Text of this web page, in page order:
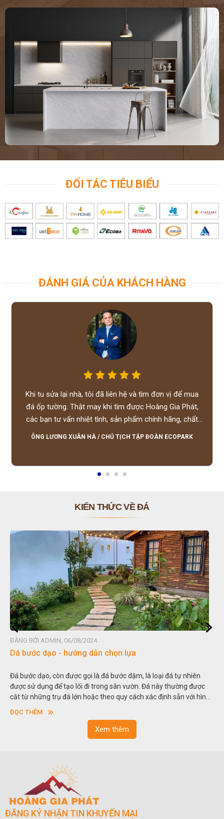
ĐỐI TÁC TIÊU BIỂU
ĐÁNH GIÁ CỦA KHÁCH HÀNG
Khi tu sửa lại nhà, tôi đã liên hệ và tìm đơn vị để mua
đá ốp tường. Thật may khi tìm được Hoàng Gia Phát,
các bạn tư vấn nhiệt tình, sản phẩm chính hãng, chất
lượng tốt, giá hợp lý, hỗ trợ tận tình.
ÔNG LƯƠNG XUÂN HÀ / CHỦ TỊCH TẬP ĐOÀN ECOPARK
KIẾN THỨC VỀ ĐÁ
ĐĂNG BỞI ADMIN, 06/08/2024
Dá bước dạo - hướng dẫn chọn lựa
Đá bước dạo, còn được gọi là đá bước dặm, là loại đá tự nhiên
được sử dụng để tạo lối đi trong sân vườn. Đá này thường được
cắt từ những trụ đá lớn hoặc theo quy cách xác định sẵn với hình
vuông hoặc hình chữ nhật và có độ dày khác nhau.
ĐỌC THÊM
Xem thêm
ĐĂNG KÝ NHẬN TIN KHUYẾN MẠI